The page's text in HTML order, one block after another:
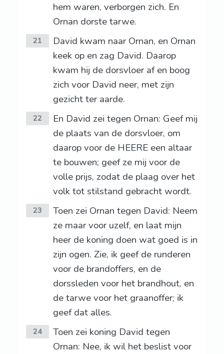
hem waren, verborgen zich. En
Ornan dorste tarwe.
21
David kwam naar Ornan, en Ornan
keek op en zag David. Daarop
kwam hij de dorsvloer af en boog
zich voor David neer, met zijn
gezicht ter aarde.
22
En David zei tegen Ornan: Geef mij
de plaats van de dorsvloer, om
daarop voor de HEERE een altaar
te bouwen; geef ze mij voor de
volle prijs, zodat de plaag over het
volk tot stilstand gebracht wordt.
23
Toen zei Ornan tegen David: Neem
ze maar voor uzelf, en laat mijn
heer de koning doen wat goed is in
zijn ogen. Zie, ik geef de runderen
voor de brandoffers, en de
dorssleden voor het brandhout, en
de tarwe voor het graanoffer; ik
geef dat alles.
24
Toen zei koning David tegen
Ornan: Nee, ik wil het beslist voor